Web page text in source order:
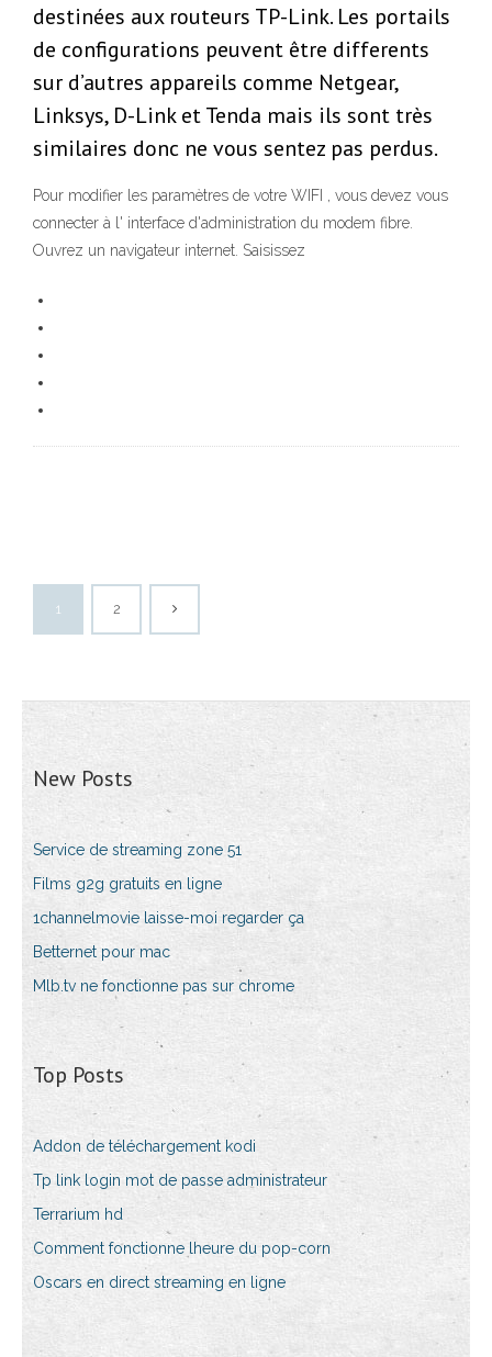
destinées aux routeurs TP-Link. Les portails
de configurations peuvent être differents
sur d’autres appareils comme Netgear,
Linksys, D-Link et Tenda mais ils sont très
similaires donc ne vous sentez pas perdus.
Pour modifier les paramètres de votre WIFI , vous devez vous
connecter à l' interface d'administration du modem fibre.
Ouvrez un navigateur internet. Saisissez
1 2
New Posts
Service de streaming zone 51
Films g2g gratuits en ligne
1channelmovie laisse-moi regarder ça
Betternet pour mac
Mlb.tv ne fonctionne pas sur chrome
Top Posts
Addon de téléchargement kodi
Tp link login mot de passe administrateur
Terrarium hd
Comment fonctionne lheure du pop-corn
Oscars en direct streaming en ligne